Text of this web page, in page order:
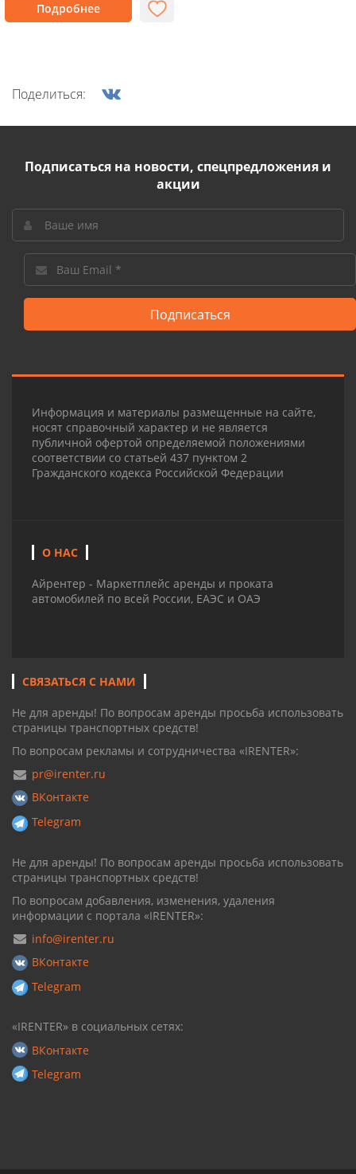
Подробнее
Поделиться:
Подписаться на новости, спецпредложения и
акции
Подписаться
Информация и материалы размещенные на сайте,
носят справочный характер и не является
публичной офертой определяемой положениями
соответствии со статьей 437 пунктом 2
Гражданского кодекса Российской Федерации
О НАС
Айрентер - Маркетплейс аренды и проката
автомобилей по всей России, ЕАЭС и ОАЭ
СВЯЗАТЬСЯ С НАМИ
Не для аренды! По вопросам аренды просьба использовать
страницы транспортных средств!
По вопросам рекламы и сотрудничества «IRENTER»:
pr@irenter.ru
ВКонтакте
Telegram
Не для аренды! По вопросам аренды просьба использовать
страницы транспортных средств!
По вопросам добавления, изменения, удаления
информации с портала «IRENTER»:
info@irenter.ru
ВКонтакте
Telegram
«IRENTER» в социальных сетях:
ВКонтакте
Telegram